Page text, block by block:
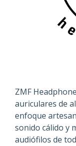
ZMF
auriculares de
enfoque
sonido cálido y
audiófilos de